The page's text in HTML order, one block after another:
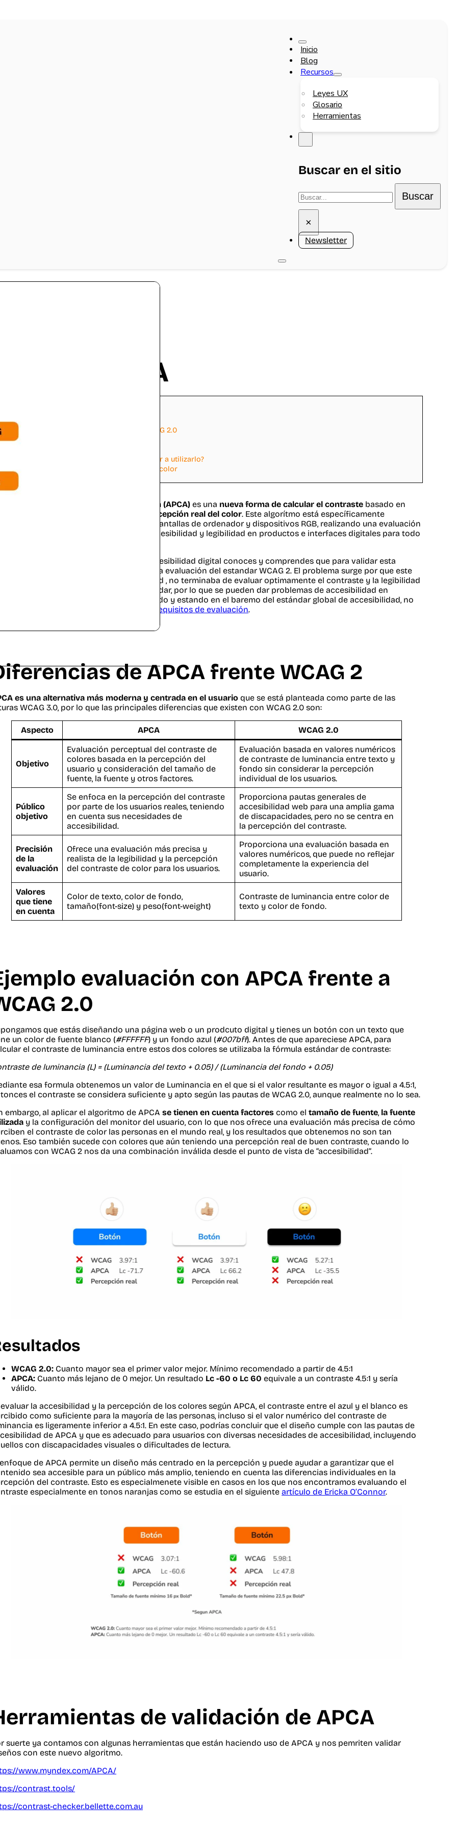
Inicio
Blog
Recursos
Leyes UX
Glosario
Herramientas
Buscar en el sitio
Buscar
×
Newsletter
es APCA
1 Diferencias de APCA frente WCAG 2
2
Ejemplo evaluación con APCA frente a WCAG 2.0
2.1 Resultados
Conclusiones sobre APCA ¿debería empezar a utilizarlo?
5 Más lecturas sobre APCA y percepción del color
Advanced Perceptual Contrast Algorithm (APCA) es una nueva forma de calcular el contraste basado en
percepción real del color. Este algorítmo está específicamente
con la apariencia del color en pantallas de ordenador y dispositivos RGB, realizando una evaluación
busca satisfacer las necesidades de accesibilidad y legibilidad en productos e interfaces digitales para todo
vez te adentras en el mundillo de la accesibilidad digital conoces y comprendes que para validar esta
de contraste visual se utilizaba la evaluación del estandar WCAG 2. El problema surge por que este
a pesar de ayudar a la accesibilidad , no terminaba de evaluar optimamente el contraste y la legibilidad
de los textos que cumplían con el estandar, por lo que se pueden dar problemas de accesibilidad en
de casos en lo que aún cumpliendo y estando en el baremo del estándar global de accesibilidad, no
requisitos de evaluación.
de APCA frente WCAG 2
es una alternativa más moderna y centrada en el usuario que se está planteada como parte de las
WCAG 3.0, por lo que las principales diferencias que existen con WCAG 2.0 son:
Aspecto APCA WCAG 2.0
Objetivo
Evaluación perceptual del contraste de
colores basada en la percepción del
usuario y consideración del tamaño de
fuente, la fuente y otros factores.
Evaluación basada en valores numéricos
de contraste de luminancia entre texto y
fondo sin considerar la percepción
individual de los usuarios.
Público
objetivo
Se enfoca en la percepción del contraste
por parte de los usuarios reales, teniendo
en cuenta sus necesidades de
accesibilidad.
Proporciona pautas generales de
accesibilidad web para una amplia gama
de discapacidades, pero no se centra en
la percepción del contraste.
Precisión
de la
evaluación
Ofrece una evaluación más precisa y
realista de la legibilidad y la percepción
del contraste de color para los usuarios.
Proporciona una evaluación basada en
valores numéricos, que puede no reflejar
completamente la experiencia del
usuario.
Valores
que tiene
en cuenta
Color de texto, color de fondo,
tamaño(font-size) y peso(font-weight)
Contraste de luminancia entre color de
texto y color de fondo.
evaluación con APCA frente a
2.0
que estás diseñando una página web o un prodcuto digital y tienes un botón con un texto que
un color de fuente blanco (#FFFFFF) y un fondo azul (#007bff). Antes de que apareciese APCA, para
el contraste de luminancia entre estos dos colores se utilizaba la fórmula estándar de contraste:
de luminancia (L) = (Luminancia del texto + 0.05) / (Luminancia del fondo + 0.05)
esa formula obtenemos un valor de Luminancia en el que si el valor resultante es mayor o igual a 4.5:1,
el contraste se considera suficiente y apto según las pautas de WCAG 2.0, aunque realmente no lo sea.
embargo, al aplicar el algoritmo de APCAse tienen en cuenta factores como eltamaño de fuente, la fuente
y la configuración del monitor del usuario, con lo que nos ofrece una evaluación más precisa de cómo
el contraste de color las personas en el mundo real, y los resultados que obtenemos no son tan
Eso también sucede con colores que aún teniendo una percepción real de buen contraste, cuando lo
con WCAG 2 nos da una combinación inválida desde el punto de vista de “accesibilidad”.
WCAG 2.0: Cuanto mayor sea el primer valor mejor. Mínimo recomendado a partir de 4.5:1
APCA: Cuanto más lejano de 0 mejor. Un resultado Lc -60 o Lc 60 equivale a un contraste 4.5:1 y sería
válido.
la accesibilidad y la percepción de los colores según APCA, el contraste entre el azul y el blanco es
como suficiente para la mayoría de las personas, incluso si el valor numérico del contraste de
es ligeramente inferior a 4.5:1. En este caso, podrías concluir que el diseño cumple con las pautas de
de APCA y que es adecuado para usuarios con diversas necesidades de accesibilidad, incluyendo
con discapacidades visuales o dificultades de lectura.
de APCA permite un diseño más centrado en la percepción y puede ayudar a garantizar que el
sea accesible para un público más amplio, teniendo en cuenta las diferencias individuales en la
del contraste. Esto es especialmenete visible en casos en los que nos encontramos evaluando el
especialmente en tonos naranjas como se estudia en el siguienteartículo de Ericka O’Connor.
de validación de APCA
suerte ya contamos con algunas herramientas que están haciendo uso de APCA y nos pemriten validar
con este nuevo algoritmo.
www.myndex.com/APCA/
contrast.tools/
contrast-checker.bellette.com.au